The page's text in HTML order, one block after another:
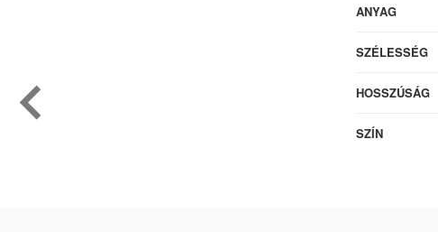
ANYAG
SZÉLESSÉG
HOSSZÚSÁG
SZÍN